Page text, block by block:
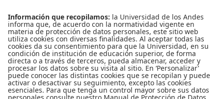
Conecta-TE | Centro de Innovación en Tecnología y Educación
Edificio Pedro Navas, 1er piso
Teléfono: 3394949
Extensión: 3930
Copyright © 2016
Todos los derechos reservados